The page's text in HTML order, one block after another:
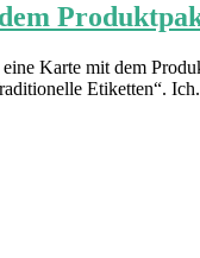
Karte mit dem
Etiketten“.